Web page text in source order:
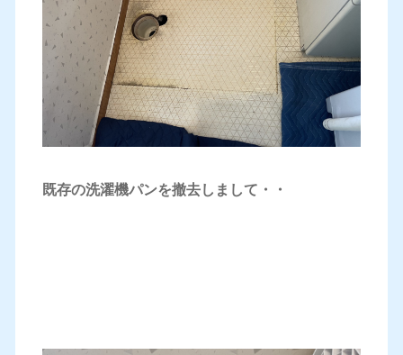
既存の洗濯機パンを撤去しまして・・